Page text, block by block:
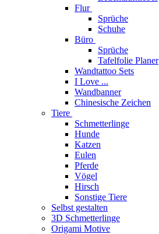
Flur
Sprüche
Schuhe
Büro
Sprüche
Tafelfolie Planer
Wandtattoo Sets
I Love ...
Wandbanner
Chinesische Zeichen
Tiere
Schmetterlinge
Hunde
Katzen
Eulen
Pferde
Vögel
Hirsch
Sonstige Tiere
Selbst gestalten
3D Schmetterlinge
Origami Motive